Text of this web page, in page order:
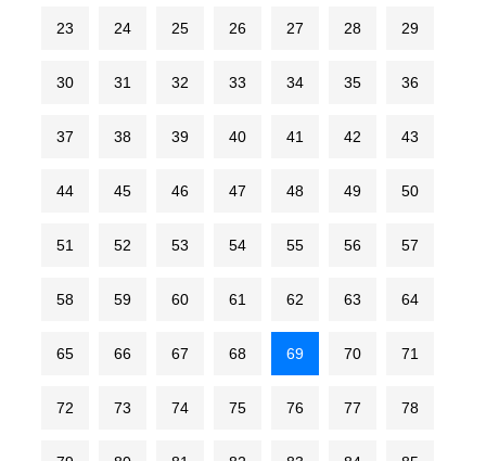
23 24 25 26 27 28 29
30 31 32 33 34 35 36
37 38 39 40 41 42 43
44 45 46 47 48 49 50
51 52 53 54 55 56 57
58 59 60 61 62 63 64
65 66 67 68 69 70 71
72 73 74 75 76 77 78